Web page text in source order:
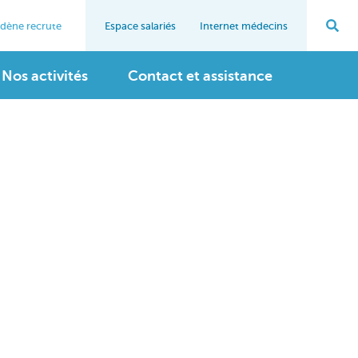
recrute
Navigation
interne
Espace salariés Internet médecins
Nos activités Contact et assistance